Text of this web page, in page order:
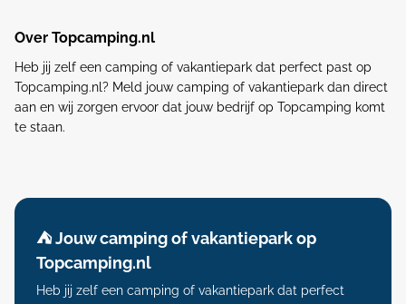
Over Topcamping.nl
Heb jij zelf een camping of vakantiepark dat perfect past op
Topcamping.nl? Meld jouw camping of vakantiepark dan direct
aan en wij zorgen ervoor dat jouw bedrijf op Topcamping komt
te staan.
⛺️ Jouw camping of vakantiepark op
Topcamping.nl
Heb jij zelf een camping of vakantiepark dat perfect